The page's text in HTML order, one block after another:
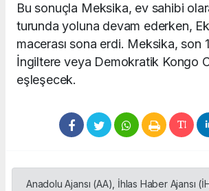
Bu sonuçla Meksika, ev sahibi
turunda yoluna devam ederken,
macerası sona erdi. Meksika, son
İngiltere veya Demokratik Kongo
eşleşecek.
Anadolu Ajansı (AA), İhlas Haber Ajansı